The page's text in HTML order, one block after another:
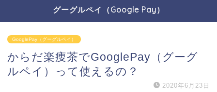
グーグルペイ（Google Pay）
GooglePay（グーグルペイ）
からだ楽痩茶でGooglePay（グーグ
ルペイ）って使えるの？
2020年6月23日